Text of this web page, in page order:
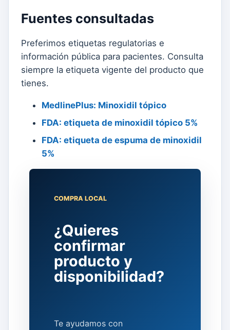
Fuentes consultadas
Preferimos etiquetas regulatorias e
información pública para pacientes. Consulta
siempre la etiqueta vigente del producto que
tienes.
MedlinePlus: Minoxidil tópico
FDA: etiqueta de minoxidil tópico 5%
FDA: etiqueta de espuma de minoxidil
5%
COMPRA LOCAL
¿Quieres
confirmar
producto y
disponibilidad?
Te ayudamos con